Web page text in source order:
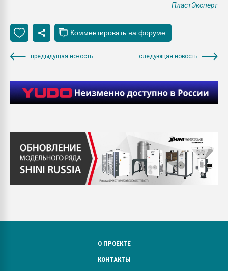
ПластЭксперт
предыдущая новость следующая новость
О ПРОЕКТЕ
КОНТАКТЫ